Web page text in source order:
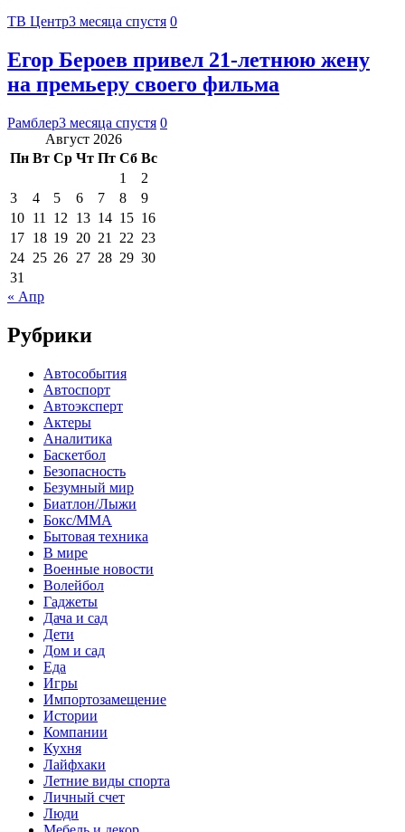
ТВ Центр3 месяца спустя 0
Егор Бероев привел 21-летнюю жену
на премьеру своего фильма
Рамблер3 месяца спустя 0
Август 2026
Пн Вт Ср Чт Пт Сб Вс
1
2
3
4 5 6 7 8
9
10 11 12 13 14 15 16
17 18 19 20 21 22 23
24 25 26 27 28 29 30
31
« Апр
Рубрики
Автособытия
Автоспорт
Автоэксперт
Актеры
Аналитика
Баскетбол
Безопасность
Безумный мир
Биатлон/Лыжи
Бокс/MMA
Бытовая техника
В мире
Военные новости
Волейбол
Гаджеты
Дача и сад
Дети
Дом и сад
Еда
Игры
Импортозамещение
Истории
Компании
Кухня
Лайфхаки
Летние виды спорта
Личный счет
Люди